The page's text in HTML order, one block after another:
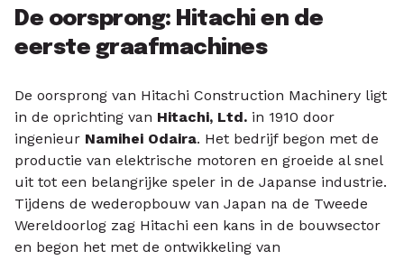
De oorsprong: Hitachi en de
eerste graafmachines
De oorsprong van Hitachi Construction Machinery ligt
in de oprichting van Hitachi, Ltd. in 1910 door
ingenieur Namihei Odaira. Het bedrijf begon met de
productie van elektrische motoren en groeide al snel
uit tot een belangrijke speler in de Japanse industrie.
Tijdens de wederopbouw van Japan na de Tweede
Wereldoorlog zag Hitachi een kans in de bouwsector
en begon het met de ontwikkeling van